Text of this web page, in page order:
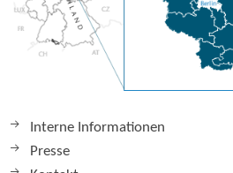
Interne Informationen
Presse